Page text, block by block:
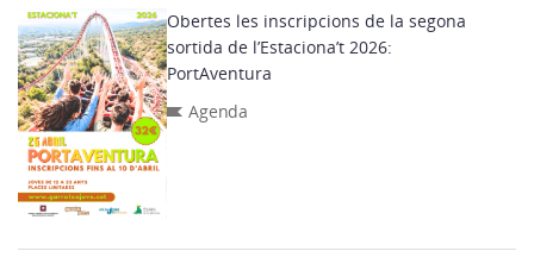
Obertes les inscripcions de la segona
sortida de l’Estaciona’t 2026:
PortAventura
Agenda